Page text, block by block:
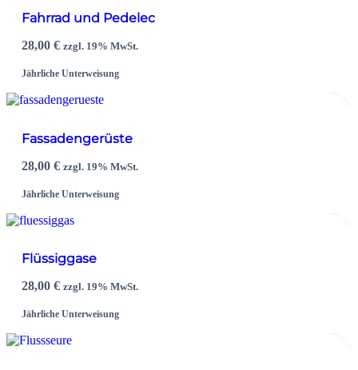
Fahrrad und Pedelec
28,00€ zzgl. 19% MwSt.
Jährliche Unterweisung
Fassadengerüste
28,00€ zzgl. 19% MwSt.
Jährliche Unterweisung
Flüssiggase
28,00€ zzgl. 19% MwSt.
Jährliche Unterweisung